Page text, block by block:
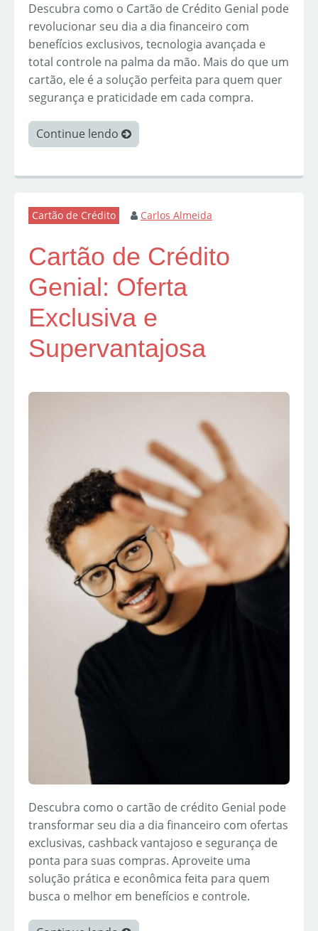
Descubra como o Cartão de Crédito Genial pode
revolucionar seu dia a dia financeiro com
benefícios exclusivos, tecnologia avançada e
total controle na palma da mão. Mais do que um
cartão, ele é a solução perfeita para quem quer
segurança e praticidade em cada compra.
Continue lendo
Cartão de Crédito Carlos Almeida
Cartão de Crédito
Genial: Oferta
Exclusiva e
Supervantajosa
Descubra como o cartão de crédito Genial pode
transformar seu dia a dia financeiro com ofertas
exclusivas, cashback vantajoso e segurança de
ponta para suas compras. Aproveite uma
solução prática e econômica feita para quem
busca o melhor em benefícios e controle.